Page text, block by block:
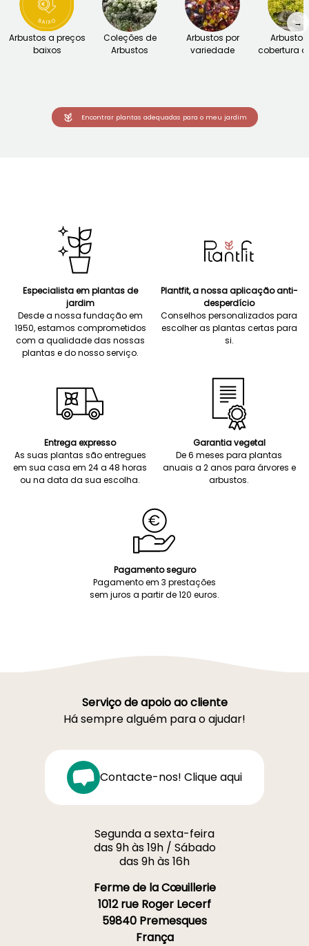
Arbustos a preços
baixos
Coleções de
Arbustos
Arbustos por
variedade
cobertura
→
Encontrar plantas adequadas para o meu jardim
Especialista em plantas de
jardim
Desde a nossa fundação em
1950, estamos comprometidos
com a qualidade das nossas
plantas e do nosso serviço.
Plantfit, a nossa aplicação anti-
desperdício
Conselhos personalizados para
escolher as plantas certas para
si.
Entrega expresso
As suas plantas são entregues
em sua casa em 24 a 48 horas
ou na data da sua escolha.
Garantia vegetal
De 6 meses para plantas
anuais a 2 anos para árvores e
arbustos.
Pagamento seguro
Pagamento em 3 prestações
sem juros a partir de 120 euros.
Serviço de apoio ao cliente
Há sempre alguém para o ajudar!
Contacte-nos! Clique aqui
Segunda a sexta-feira
das 9h às 19h / Sábado
das 9h às 16h
Ferme de la Cœuillerie
1012 rue Roger Lecerf
59840 Premesques
França